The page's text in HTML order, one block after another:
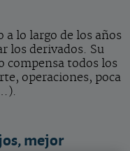
a lo largo de los años
los derivados. Su
compensa todos los
operaciones, poca
mejor